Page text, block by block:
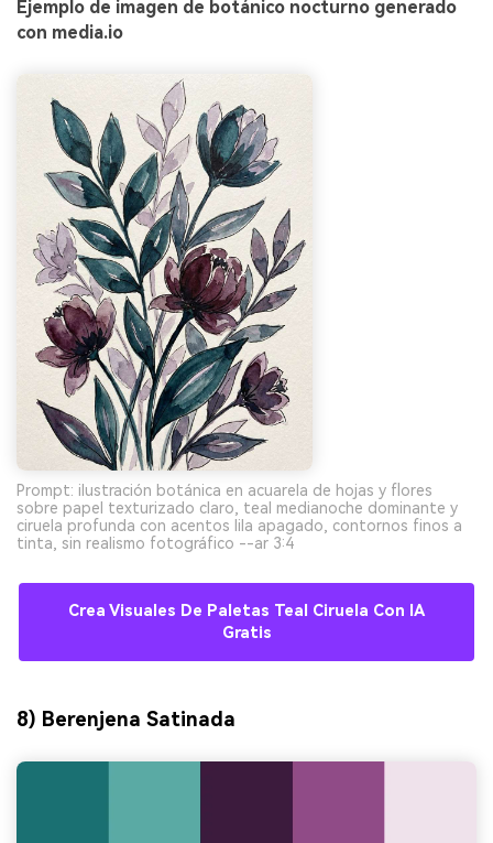
Ejemplo de imagen de botánico nocturno generado
con media.io
Prompt: ilustración botánica en acuarela de hojas y flores
sobre papel texturizado claro, teal medianoche dominante y
ciruela profunda con acentos lila apagado, contornos finos a
tinta, sin realismo fotográfico --ar 3:4
Crea Visuales De Paletas Teal Ciruela Con IA
Gratis
8) Berenjena Satinada